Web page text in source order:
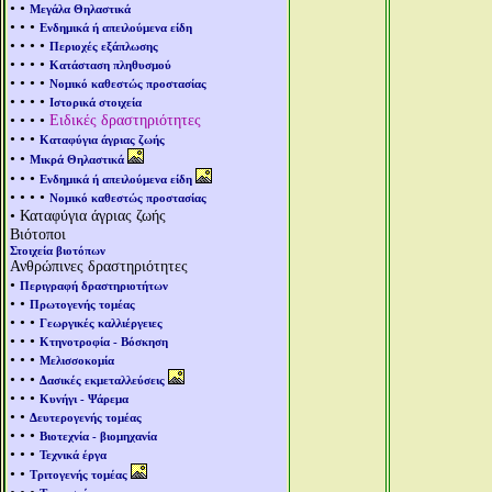
• • Μεγάλα Θηλαστικά
• • • Ενδημικά ή απειλούμενα είδη
• • • • Περιοχές εξάπλωσης
• • • • Κατάσταση πληθυσμού
• • • • Νομικό καθεστώς προστασίας
• • • • Ιστορικά στοιχεία
• • • • Ειδικές δραστηριότητες
• • • Καταφύγια άγριας ζωής
• • Μικρά Θηλαστικά
• • • Ενδημικά ή απειλούμενα είδη
• • • • Νομικό καθεστώς προστασίας
• Καταφύγια άγριας ζωής
Βιότοποι
Στοιχεία βιοτόπων
Ανθρώπινες δραστηριότητες
• Περιγραφή δραστηριοτήτων
• • Πρωτογενής τομέας
• • • Γεωργικές καλλιέργειες
• • • Κτηνοτροφία - Βόσκηση
• • • Μελισσοκομία
• • • Δασικές εκμεταλλεύσεις
• • • Κυνήγι - Ψάρεμα
• • Δευτερογενής τομέας
• • • Βιοτεχνία - βιομηχανία
• • • Τεχνικά έργα
• • Τριτογενής τομέας